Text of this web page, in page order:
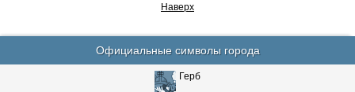
Наверх
Официальные символы города
Герб